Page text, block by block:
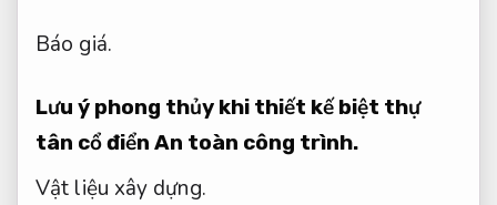
Báo giá.
Lưu ý phong thủy khi thiết kế biệt thự
tân cổ điển An toàn công trình.
Vật liệu xây dựng.